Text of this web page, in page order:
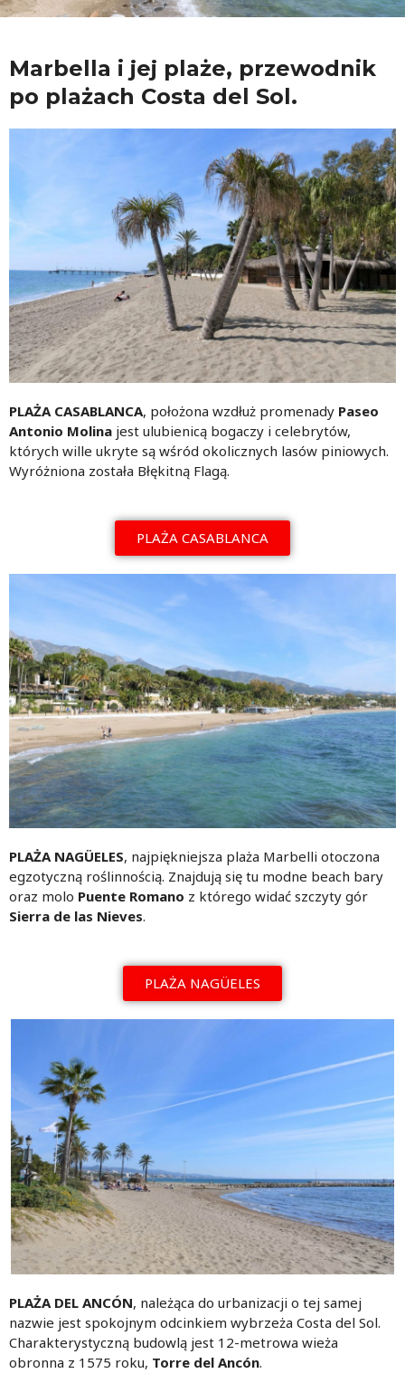
Marbella i jej plaże, przewodnik
po plażach Costa del Sol.
PLAŻA CASABLANCA, położona wzdłuż promenady Paseo
Antonio Molina jest ulubienicą bogaczy i celebrytów,
których wille ukryte są wśród okolicznych lasów piniowych.
Wyróżniona została Błękitną Flagą.
PLAŻA CASABLANCA
PLAŻA NAGÜELES, najpiękniejsza plaża Marbelli otoczona
egzotyczną roślinnością. Znajdują się tu modne beach bary
oraz molo Puente Romano z którego widać szczyty gór
Sierra de las Nieves.
PLAŻA NAGÜELES
PLAŻA DEL ANCÓN, należąca do urbanizacji o tej samej
nazwie jest spokojnym odcinkiem wybrzeża Costa del Sol.
Charakterystyczną budowlą jest 12-metrowa wieża
obronna z 1575 roku, Torre del Ancón.